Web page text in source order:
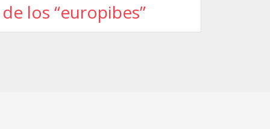
los “europibes”